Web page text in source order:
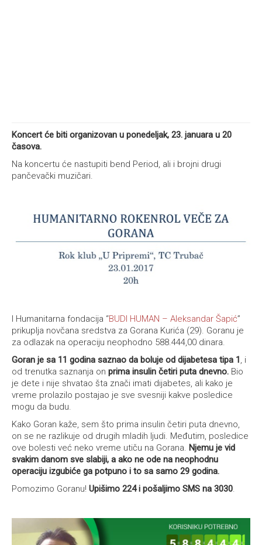
Koncert će biti organizovan u ponedeljak, 23. januara u 20
časova.
Na koncertu će nastupiti bend Period, ali i brojni drugi
pančevački muzičari.
I Humanitarna fondacija “BUDI HUMAN – Aleksandar Šapić”
prikuplja novčana sredstva za Gorana Kurića (29). Goranu je
za odlazak na operaciju neophodno 588.444,00 dinara.
Goran je sa 11 godina saznao da boluje od dijabetesa tipa 1, i
od trenutka saznanja on prima insulin četiri puta dnevno. Bio
je dete i nije shvatao šta znači imati dijabetes, ali kako je
vreme prolazilo postajao je sve svesniji kakve posledice
mogu da budu.
Kako Goran kaže, sem što prima insulin četiri puta dnevno,
on se ne razlikuje od drugih mladih ljudi. Međutim, posledice
ove bolesti već neko vreme utiču na Gorana. Njemu je vid
svakim danom sve slabiji, a ako ne ode na neophodnu
operaciju izgubiće ga potpuno i to sa samo 29 godina.
Pomozimo Goranu! Upišimo 224 i pošaljimo SMS na 3030.